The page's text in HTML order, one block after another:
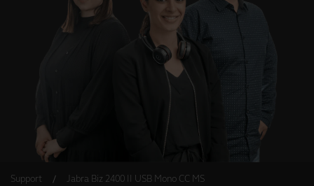
Support
Jabra Biz 2400 II USB Mono CC MS